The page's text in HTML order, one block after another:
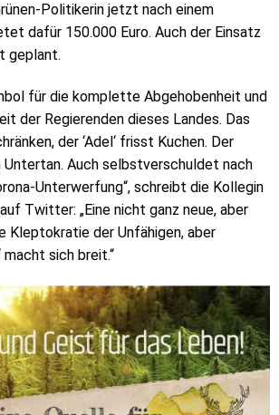
Politikerin jetzt nach einem
dafür 150.000 Euro. Auch der Einsatz
geplant.
für die komplette Abgehobenheit und
der Regierenden dieses Landes. Das
der ‘Adel‘ frisst Kuchen. Der
Untertan. Auch selbstverschuldet nach
Unterwerfung“, schreibt die Kollegin
Twitter: „Eine nicht ganz neue, aber
Kleptokratie der Unfähigen, aber
macht sich breit.“